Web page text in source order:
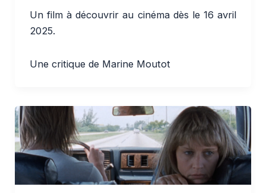
Un film à découvrir au cinéma dès le 16 avril
2025.
Une critique de Marine Moutot